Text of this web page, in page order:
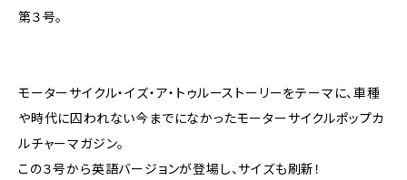
第３号。
モーターサイクル・イズ・ア・トゥルーストーリーをテーマに、車種
や時代に囚われない今までになかったモーターサイクルポップカ
ルチャーマガジン。
この３号から英語バージョンが登場し、サイズも刷新！